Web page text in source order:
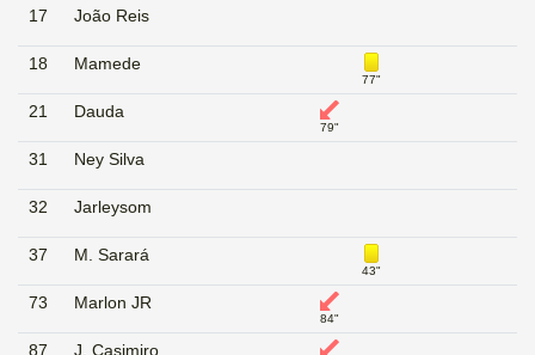
17 João Reis
18 Mamede
77"
21 Dauda
79"
31 Ney Silva
32 Jarleysom
37 M. Sarará
43"
73 Marlon JR
84"
87 J. Casimiro